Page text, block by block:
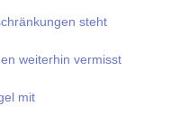
steht
weiterhin vermisst
mit